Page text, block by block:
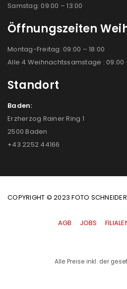
Samstag: 09:00 – 13:00
Öffnungszeiten
Montag-Freitag: 09:00 – 18:00
Alle 4 Weihnachtssamstage : 09:00
Standort
Baden:
Erzherzog Rainer Ring 1
2500 Baden
+43 2252 44166
COPYRIGHT © 2023 FOTO
AGB JOBS
Alle Preise inkl. der